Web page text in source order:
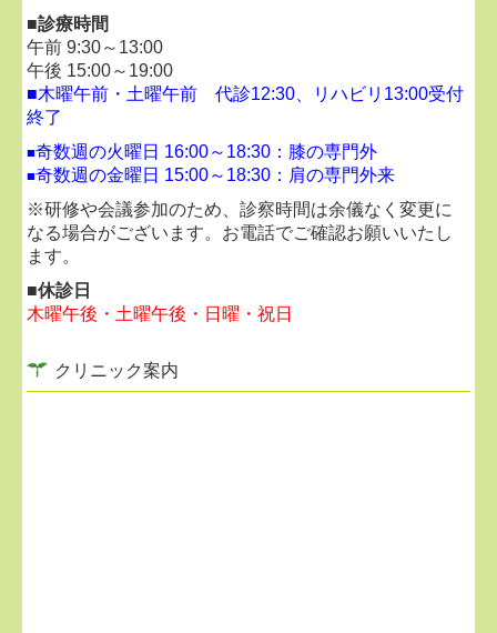
クリニック案内
天候がすぐれない日は、比較的空いていることが多
いです。
代診時は比較的スムーズにご案内できることが多い
です。
最新の診察担当医師は、公式LINE（LINE
■ 2026.02.04...LINEによる問い合わせについて
返信にお時間いただくことがございます。
お急ぎの方は、診療時間内にお電話でお問い合わせく
ださい。
ご興味ありましたらお気軽にお問い合わせください。
■診療時間
午前 9:30～13:00
午後 15:00～19:00
■木曜午前・土曜午前 代診12:30、リハビリ13:00受付
終了
■奇数週の火曜日 16:00～18:30：膝の専門外
■奇数週の金曜日 15:00～18:30： 肩の専門外来
※研修や会議参加のため、診察時間は余儀なく変更に
なる場合がございます。お電話でご確認お願いいたし
ます。
■休診日
木曜午後・土曜午後・日曜・祝日